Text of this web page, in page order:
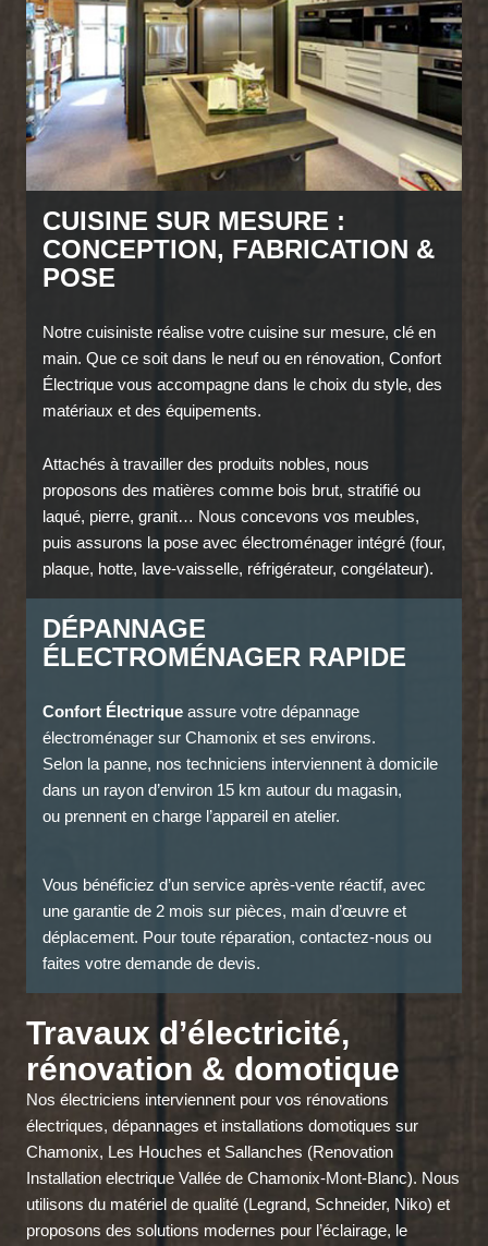
CUISINE SUR MESURE :
CONCEPTION, FABRICATION &
POSE
Notre cuisiniste réalise votre cuisine sur mesure, clé en
main. Que ce soit dans le neuf ou en rénovation, Confort
Électrique vous accompagne dans le choix du style, des
matériaux et des équipements.
Attachés à travailler des produits nobles, nous
proposons des matières comme bois brut, stratifié ou
laqué, pierre, granit… Nous concevons vos meubles,
puis assurons la pose avec électroménager intégré (four,
plaque, hotte, lave-vaisselle, réfrigérateur, congélateur).
DÉPANNAGE
ÉLECTROMÉNAGER RAPIDE
Confort Électrique assure votre dépannage
électroménager sur Chamonix et ses environs.
Selon la panne, nos techniciens interviennent à domicile
dans un rayon d’environ 15 km autour du magasin,
ou prennent en charge l’appareil en atelier.
Vous bénéficiez d’un service après-vente réactif, avec
une garantie de 2 mois sur pièces, main d’œuvre et
déplacement. Pour toute réparation, contactez-nous ou
faites votre demande de devis.
Travaux d’électricité,
rénovation & domotique
Nos électriciens interviennent pour vos rénovations
électriques, dépannages et installations domotiques sur
Chamonix, Les Houches et Sallanches (Renovation
Installation electrique Vallée de Chamonix-Mont-Blanc). Nous
utilisons du matériel de qualité (Legrand, Schneider, Niko) et
proposons des solutions modernes pour l’éclairage, le